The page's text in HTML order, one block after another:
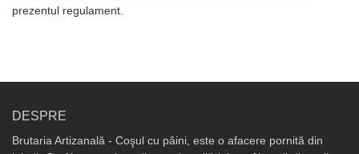
prezentul regulament.
DESPRE
Brutaria Artizanală - Coşul cu pâini, este o afacere pornită din